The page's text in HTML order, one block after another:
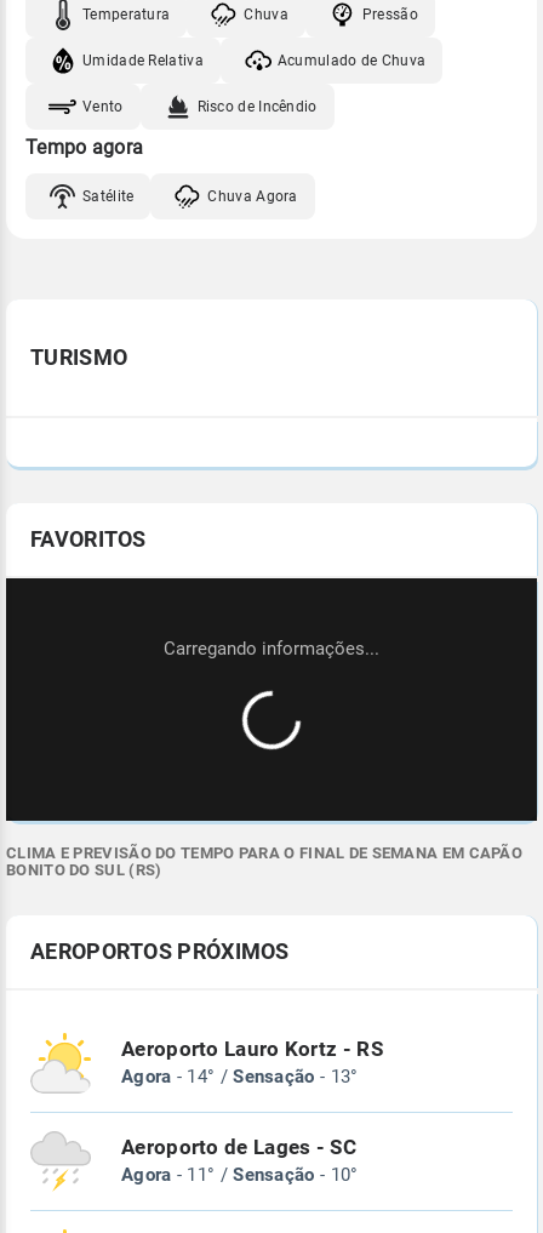
Temperatura Chuva Pressão
Umidade Relativa Acumulado de Chuva
Vento Risco de Incêndio
Tempo agora
Satélite Chuva Agora
TURISMO
FAVORITOS
CLIMA E PREVISÃO DO TEMPO PARA O FINAL DE SEMANA EM CAPÃO
BONITO DO SUL (RS)
AEROPORTOS PRÓXIMOS
Aeroporto Lauro Kortz - RS
Agora - 14° /Sensação - 13°
Aeroporto de Lages - SC
Agora - 11° /Sensação - 10°